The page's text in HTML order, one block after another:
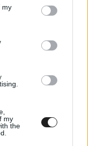
You may click to
third-party tags to
in below Google
my
my
the